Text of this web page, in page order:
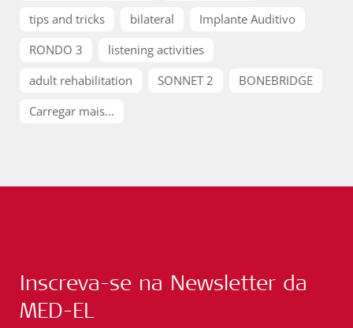
tips and tricks
bilateral
Implante Auditivo
RONDO 3
listening activities
adult rehabilitation
SONNET 2
BONEBRIDGE
Carregar mais...
Inscreva-se na Newsletter da
MED-EL